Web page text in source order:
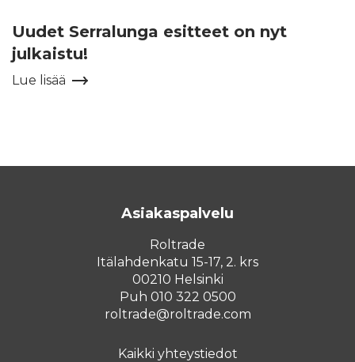
Uudet Serralunga esitteet on nyt
julkaistu!
Lue lisää
Asiakaspalvelu
Roltrade
Itälahdenkatu 15-17, 2. krs
00210 Helsinki
Puh 010 322 0500
roltrade@roltrade.com
Kaikki yhteystiedot